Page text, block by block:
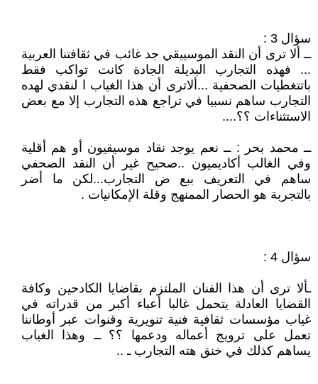
سؤال 3 :
ــ ألا ترى أن النقد الموسييقي جد غائب في ثقافتنا العربية
... فهذه التجارب البديلة الجادة كانت تواكب فقط
باتتغطيات الصحفية ...ألاترى أن هذا الغياب ا لنقدي لهده
التجارب ساهم نسبيا في تراجع هذه التجارب إلا مع بعض
الاستثناءات ؟؟....
ــ محمد بحر : ــ نعم يوجد نقاد موسيقيون أو هم أقلية
وفي الغالب أكاديميون ..صحيح غير أن النقد الصحفي
ساهم في التعريف ببع ض التجارب...لكن ما أضر
بالتجربة هو الحصار الممنهج وقلة الإمكانيات .
سؤال 4 :
ـألا ترى أن هذا الفنان الملتزم بقاضايا الكادحين وكافة
القضايا العادلة يتحمل غالبا أعباء أكبر من قدراته في
غياب مؤسسات ثقافية فنية تنويرية وقنوات عبر أوطاننا
تعمل على ترويج أعماله ودعمها ؟؟ ــ وهذا الغياب
يساهم كذلك في خنق هته التجارب ـ ..